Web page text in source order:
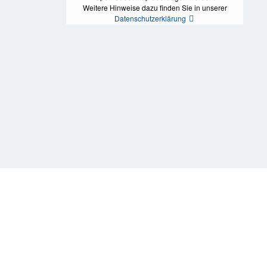
Weitere Hinweise dazu finden Sie in unserer
Datenschutzerklärung